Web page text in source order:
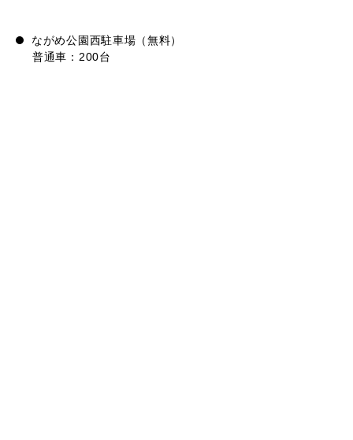
ながめ公園西駐車場（無料）
普通車：200台